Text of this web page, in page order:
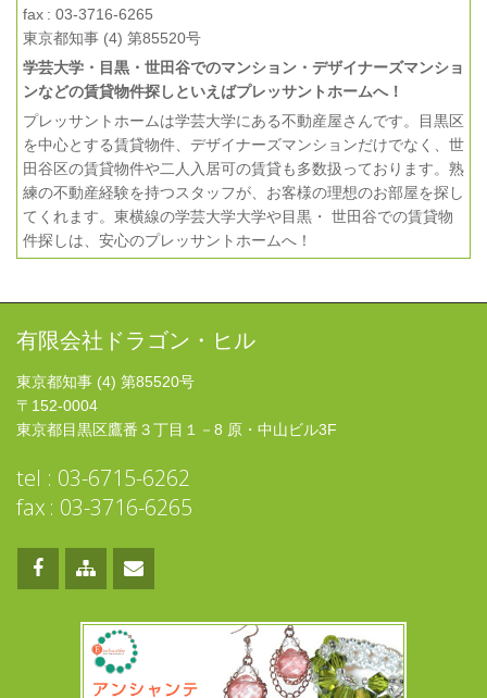
fax : 03-3716-6265
東京都知事 (4) 第85520号
学芸大学・目黒・世田谷でのマンション・デザイナーズマンショ
ンなどの賃貸物件探しといえばプレッサントホームへ！
プレッサントホームは学芸大学にある不動産屋さんです。目黒区
を中心とする賃貸物件、デザイナーズマンションだけでなく、世
田谷区の賃貸物件や二人入居可の賃貸も多数扱っております。熟
練の不動産経験を持つスタッフが、お客様の理想のお部屋を探し
てくれます。東横線の学芸大学大学や目黒・ 世田谷での賃貸物
件探しは、安心のプレッサントホームへ！
有限会社ドラゴン・ヒル
東京都知事 (4) 第85520号
〒152-0004
東京都目黒区鷹番３丁目１－8 原・中山ビル3F
tel : 03-6715-6262
fax : 03-3716-6265